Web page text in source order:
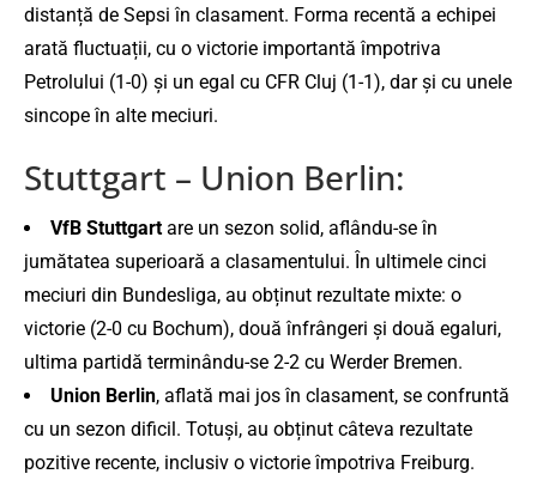
distanță de Sepsi în clasament. Forma recentă a echipei
arată fluctuații, cu o victorie importantă împotriva
Petrolului (1-0) și un egal cu CFR Cluj (1-1), dar și cu unele
sincope în alte meciuri​.
Stuttgart – Union Berlin:
VfB Stuttgart are un sezon solid, aflându-se în
jumătatea superioară a clasamentului. În ultimele cinci
meciuri din Bundesliga, au obținut rezultate mixte: o
victorie (2-0 cu Bochum), două înfrângeri și două egaluri,
ultima partidă terminându-se 2-2 cu Werder Bremen​.
Union Berlin, aflată mai jos în clasament, se confruntă
cu un sezon dificil. Totuși, au obținut câteva rezultate
pozitive recente, inclusiv o victorie împotriva Freiburg.